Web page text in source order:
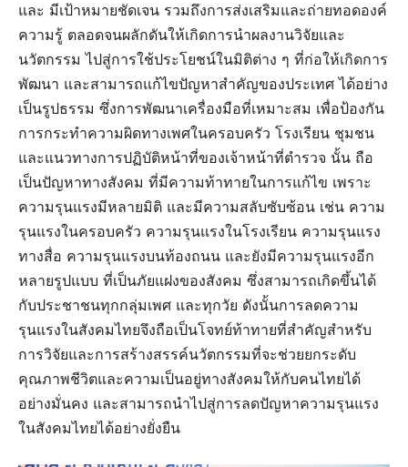
และ มีเป้าหมายชัดเจน รวมถึงการส่งเสริมและถ่ายทอดองค์
ความรู้ ตลอดจนผลักดันให้เกิดการนำผลงานวิจัยและ
นวัตกรรม ไปสู่การใช้ประโยชน์ในมิติต่าง ๆ ที่ก่อให้เกิดการ
พัฒนา และสามารถแก้ไขปัญหาสำคัญของประเทศ ได้อย่าง
เป็นรูปธรรม ซึ่งการพัฒนาเครื่องมือที่เหมาะสม เพื่อป้องกัน
การกระทำความผิดทางเพศในครอบครัว โรงเรียน ชุมชน
และแนวทางการปฏิบัติหน้าที่ของเจ้าหน้าที่ตำรวจ นั้น ถือ
เป็นปัญหาทางสังคม ที่มีความท้าทายในการแก้ไข เพราะ
ความรุนแรงมีหลายมิติ และมีความสลับซับซ้อน เช่น ความ
รุนแรงในครอบครัว ความรุนแรงในโรงเรียน ความรุนแรง
ทางสื่อ ความรุนแรงบนท้องถนน และยังมีความรุนแรงอีก
หลายรูปแบบ ที่เป็นภัยแฝงของสังคม ซึ่งสามารถเกิดขึ้นได้
กับประชาชนทุกกลุ่มเพศ และทุกวัย ดังนั้นการลดความ
รุนแรงในสังคมไทยจึงถือเป็นโจทย์ท้าทายที่สำคัญสำหรับ
การวิจัยและการสร้างสรรค์นวัตกรรมที่จะช่วยยกระดับ
คุณภาพชีวิตและความเป็นอยู่ทางสังคมให้กับคนไทยได้
อย่างมั่นคง และสามารถนำไปสู่การลดปัญหาความรุนแรง
ในสังคมไทยได้อย่างยั่งยืน